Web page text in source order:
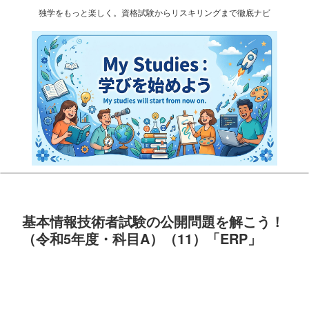
独学をもっと楽しく。資格試験からリスキリングまで徹底ナビ
基本情報技術者試験の公開問題を解こう！
（令和5年度・科目A）（11）「ERP」